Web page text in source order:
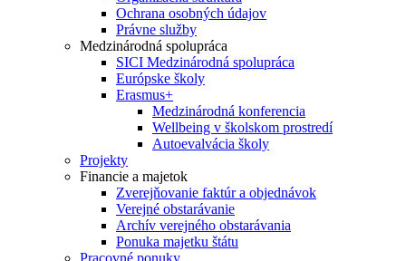
Ochrana osobných údajov
Právne služby
Medzinárodná spolupráca
SICI Medzinárodná spolupráca
Európske školy
Erasmus+
Medzinárodná konferencia
Wellbeing v školskom prostredí
Autoevalvácia školy
Projekty
Financie a majetok
Zverejňovanie faktúr a objednávok
Verejné obstarávanie
Archív verejného obstarávania
Ponuka majetku štátu
Pracovné ponuky